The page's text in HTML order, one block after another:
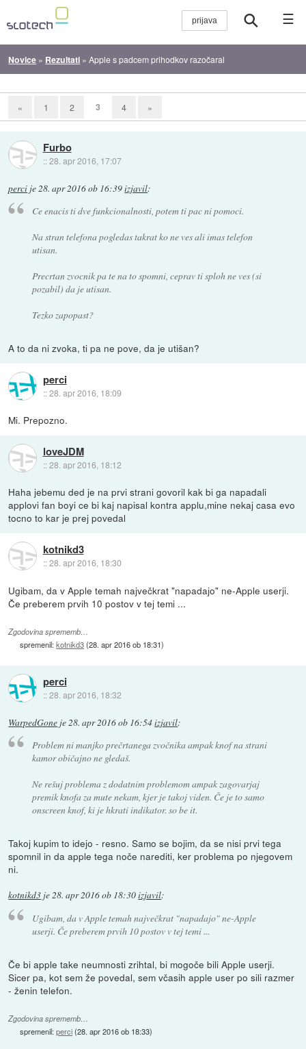
☰
Novice » Rezultati »Apple s padcem prihodkov razočaral
« 1 2 3 4 »
Furbo
::28. apr 2016, 17:07
perci je28. apr 2016 ob 16:39izjavil:
Ce enacis ti dve funkcionalnosti, potem ti pac ni pomoci.
Na stran telefona pogledas takrat ko ne ves ali imas telefon
utisan.
Precrtan zvocnik pa te na to spomni, ceprav ti sploh ne ves (si
pozabil) da je utisan.
Tezko zapopast?
A to da ni zvoka, ti pa ne pove, da je utišan?
perci
::28. apr 2016, 18:09
Mi. Prepozno.
loveJDM
::28. apr 2016, 18:12
Haha jebemu ded je na prvi strani govoril kak bi ga napadali
applovi fan boyi ce bi kaj napisal kontra applu,mine nekaj casa evo
tocno to kar je prej povedal
kotnikd3
::28. apr 2016, 18:30
Ugibam, da v Apple temah največkrat "napadajo" ne-Apple userji.
Če preberem prvih 10 postov v tej temi ...
Zgodovina sprememb…
spremenil:kotnikd3(28. apr 2016 ob 18:31)
perci
::28. apr 2016, 18:32
WarpedGone je 28. apr 2016 ob 16:54izjavil:
Problem ni manjko prečrtanega zvočnika ampak knof na strani
kamor običajno ne gledaš.
Ne rešuj problema z dodatnim problemom ampak zagovarjaj
premik knofa za mute nekam, kjer je takoj viden. Če je to samo
onscreen knof, ki je hkrati indikator. so be it.
Takoj kupim to idejo - resno. Samo se bojim, da se nisi prvi tega
spomnil in da apple tega noče narediti, ker problema po njegovem
ni.
kotnikd3 je28. apr 2016 ob 18:30izjavil:
Ugibam, da v Apple temah največkrat "napadajo" ne-Apple
userji. Če preberem prvih 10 postov v tej temi ...
Če bi apple take neumnosti zrihtal, bi mogoče bili Apple userji.
Sicer pa, kot sem že povedal, sem včasih apple user po sili razmer
- ženin telefon.
Zgodovina sprememb…
spremenil:perci(28. apr 2016 ob 18:33)